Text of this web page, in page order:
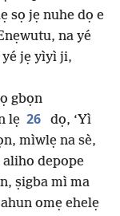
sọ jẹ nuhe dọ e
na yé
jẹ yìyì ji,
gbọn
lẹ 26
dọ, ‘Yì
mìwlẹ na sè,
depope
ṣigba mì ma
omẹ ehelẹ